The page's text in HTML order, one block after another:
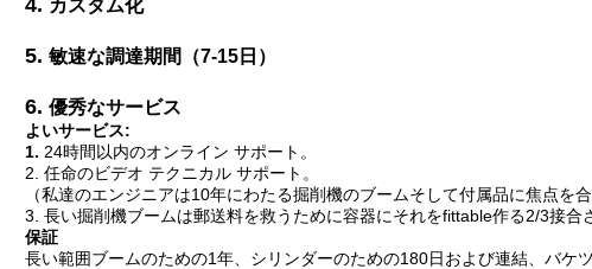
4. カスタム化
5. 敏速な調達期間（7-15日）
6. 優秀なサービス
よいサービス:
1. 24時間以内のオンライン サポート。
2. 任命のビデオ テクニカル サポート。
（私達のエンジニアは10年にわたる掘削機のブームそして付属品に焦点を合
3. 長い掘削機ブームは郵送料を救うために容器にそれをfittable作る2/3接合
保証
長い範囲ブームのための1年、シリンダーのための180日および連結、バケ